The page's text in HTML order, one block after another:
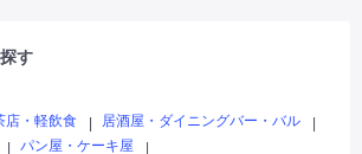
す
店・軽飲食 居酒屋・ダイニングバー・バル
パン屋・ケーキ屋